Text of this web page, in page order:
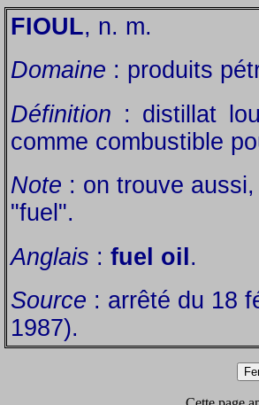
FIOUL, n. m.
Domaine : produits
Définition : distillat
comme combustible
Note : on trouve
"fuel".
Anglais : fuel oil .
Source : arrêté du 18
1987).